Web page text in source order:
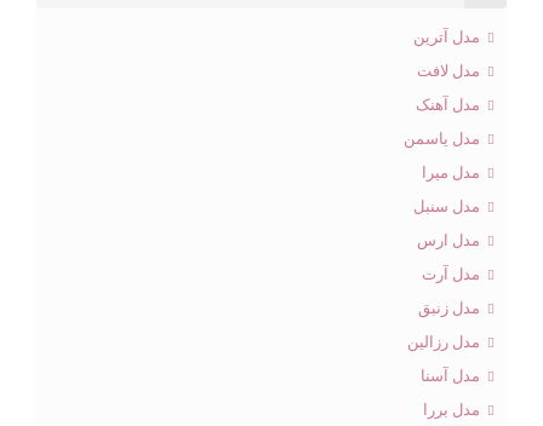
مدل آترین
مدل لافت
مدل آهنک
مدل یاسمن
مدل میرا
مدل سنبل
مدل ارس
مدل آرت
مدل زنبق
مدل رزالین
مدل آسنا
مدل بررا